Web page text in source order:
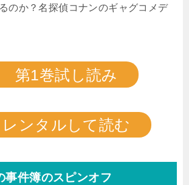
のか？名探偵コナンのギャグコメデ
第1巻試し読み
レンタルして読む
事件簿のスピンオフ